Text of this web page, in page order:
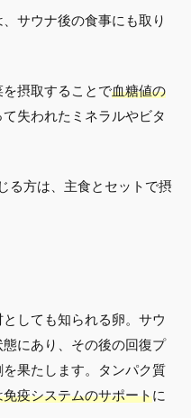
サウナ後の食事にも取り
摂取することで血糖値の
失われたミネラルやビタ
る方は、主食とセットで摂
しても知られる卵。サウ
にあり、その後の回復プ
果たします。タンパク質
疫システムのサポートに